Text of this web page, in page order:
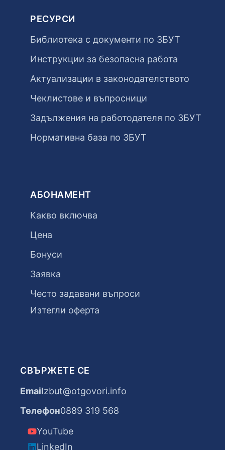
РЕСУРСИ
Библиотека с документи по ЗБУТ
Инструкции за безопасна работа
Актуализации в законодателството
Чеклистове и въпросници
Задължения на работодателя по ЗБУТ
Нормативна база по ЗБУТ
АБОНАМЕНТ
Какво включва
Цена
Бонуси
Заявка
Често задавани въпроси
Изтегли оферта
СВЪРЖЕТЕ СЕ
Emailzbut@otgovori.info
Телефон0889 319 568
YouTube
LinkedIn